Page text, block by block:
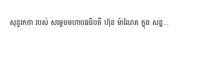
សុន្ទរកថា របស់ សម្ដេចមហាបវរធិបតី ហ៊ុន ម៉ាណែត ក្នុង សន្ន...